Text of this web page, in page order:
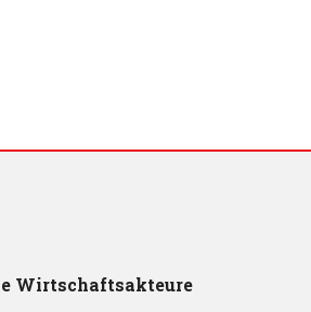
Wirtschaftsakteure